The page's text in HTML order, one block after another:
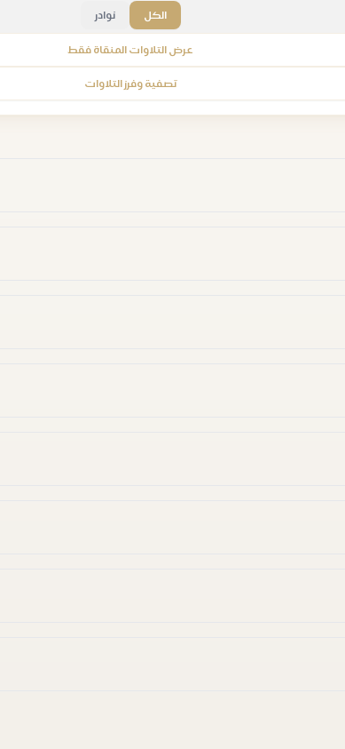
الكل نوادر
عرض التلاوات المنقاة فقط
تصفية وفرز التلاوات